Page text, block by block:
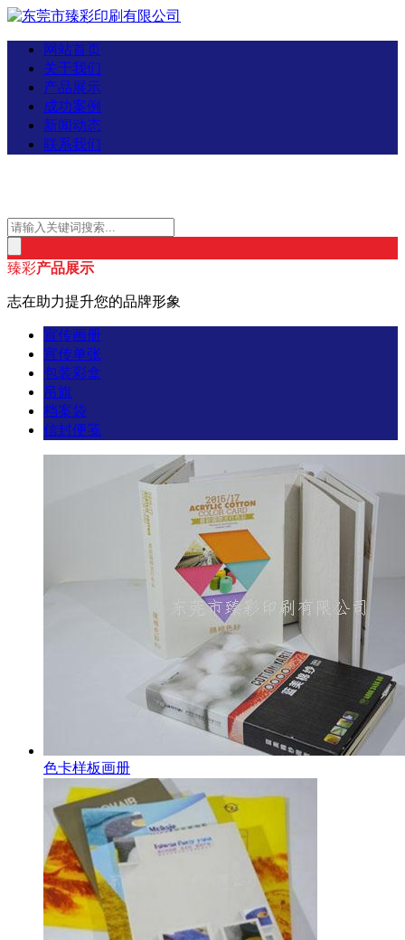
网站首页
关于我们
产品展示
成功案例
新闻动态
联系我们
臻彩产品展示
志在助力提升您的品牌形象
宣传画册
宣传单张
包装彩盒
吊旗
档案袋
信封便笺
色卡样板画册